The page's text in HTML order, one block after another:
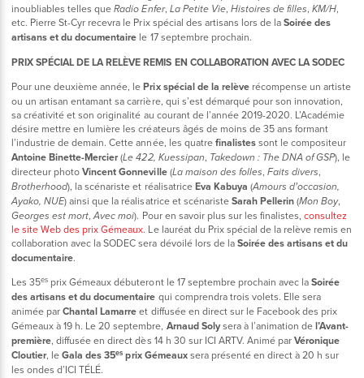
inoubliables telles queRadio Enfer, La Petite Vie, Histoires de filles,KM/H,
etc. Pierre St-Cyr recevra le Prix spécial des artisans lors de laSoirée des
artisans et du documentaire le 17 septembre prochain.
PRIX SPÉCIAL DE LA RELÈVE REMIS EN COLLABORATION AVEC LA SODEC
Pour une deuxième année, lePrix spécial de la relèverécompense un artiste
ou un artisan entamant sa carrière, qui s’est démarqué pour son innovation,
sa créativité et son originalité au courant de l’année 2019-2020. L’Académie
désire mettre en lumière les créateurs âgés de moins de 35 ans formant
l’industrie de demain. Cette année, les quatrefinalistessont le compositeur
Antoine Binette-Mercier(Le 422, Kuessipan, Takedown : The DNA of GSP), le
directeur photoVincent Gonneville(La maison des folles, Faits divers,
Brotherhood), la scénariste et réalisatriceEva Kabuya (Amours d’occasion,
Ayako, NUE) ainsi que la réalisatrice et scénaristeSarah Pellerin(Mon Boy,
Georges est mort,Avec moi). Pour en savoir plus sur les finalistes,consultez
le site Web des prix Gémeaux. Le lauréat du Prix spécial de la relève remis en
collaboration avec la SODEC sera dévoilé lors de laSoirée des artisans et du
documentaire.
Les 35es prix Gémeaux débuteront le 17 septembre prochain avec laSoirée
des artisans et du documentaire qui comprendra trois volets. Elle sera
animée parChantal Lamarreet diffusée en direct sur le Facebook des prix
Gémeaux à 19 h. Le 20 septembre, Arnaud Solysera à l’animation del’Avant-
première, diffusée en direct dès 14 h 30 sur ICI ARTV. Animé parVéronique
Cloutier, leGala des 35es prix Gémeauxsera présenté en direct à 20 h sur
les ondes d’ICI TÉLÉ.